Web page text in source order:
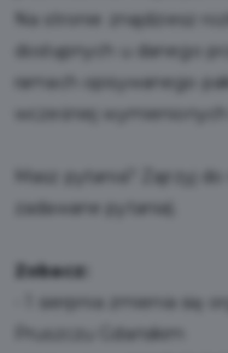
Na stronie znajdziesz
dostępnych u danego
ramach opisywanego
wcześniej wymienionych
Masz pytania? Zajrzyj
zadawane pytania).
Zobacz:
1 sierpnia zmienia się
Pruszczu Gdańskim